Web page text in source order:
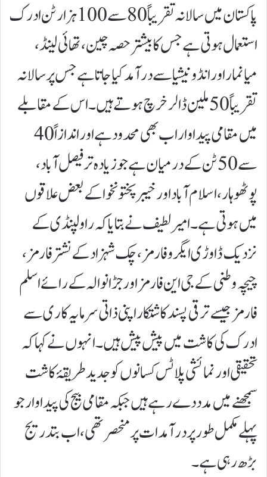
پاکستان میں سالانہ تقریباً 80 سے 100 ہزار ٹن ادرک
استعمال ہوتی ہے جس کا بیشتر حصہ چین، تھائی لینڈ،
میانمار اور انڈونیشیا سے درآمد کیا جاتا ہے جس پر سالانہ
تقریباً 50 ملین ڈالر خرچ ہوتے ہیں۔ اس کے مقابلے
میں مقامی پیداوار اب بھی محدود ہے اور اندازاً 40
سے 50 ٹن کے درمیان ہے جو زیادہ تر فیصل آباد،
پوٹھوہار، اسلام آباد اور خیبر پختونخوا کے بعض علاقوں
میں ہوتی ہے۔امیر لطیف نے بتایا کہ راولپنڈی کے
نزدیک ڈاوڑی ایگرو فارمز، چک شہزاد کے نشتر فارمز،
چیچہ وطنی کے جی این فارمز اور جڑانوالہ کے رائے اسلم
فارمز جیسے ترقی پسند کاشتکار اپنی ذاتی سرمایہ کاری سے
ادرک کی کاشت میں پیش پیش ہیں۔انہوں نے کہا کہ
تحقیقی اور نمائشی پلاٹس کسانوں کو جدید طریقۂ کاشت
سمجھنے میں مدد دے رہے ہیں جبکہ مقامی بیج کی پیداوار جو
پہلے مکمل طور پر درآمدات پر منحصر تھی، اب بتدریج
بڑھ رہی ہے۔